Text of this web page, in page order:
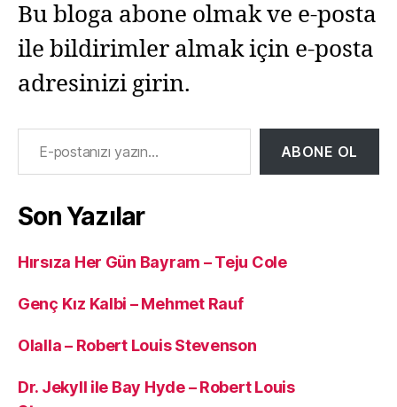
Bu bloga abone olmak ve e-posta
ile bildirimler almak için e-posta
adresinizi girin.
E-postanızı yazın…
ABONE OL
Son Yazılar
Hırsıza Her Gün Bayram – Teju Cole
Genç Kız Kalbi – Mehmet Rauf
Olalla – Robert Louis Stevenson
Dr. Jekyll ile Bay Hyde – Robert Louis